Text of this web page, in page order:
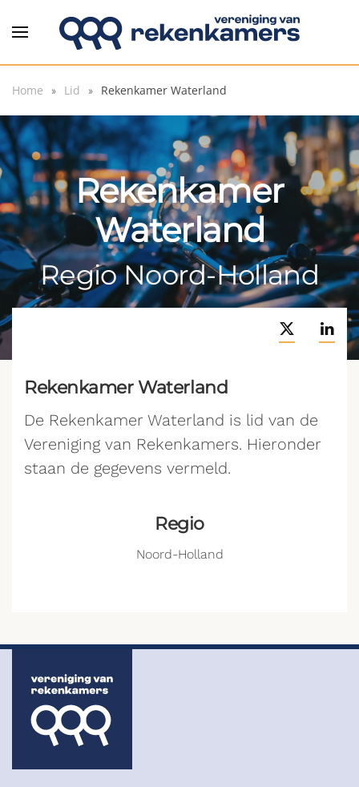
Overslaan en naar de inhoud gaan
Home Lid Rekenkamer Waterland
Rekenkamer
Waterland
Regio Noord-Holland
Rekenkamer Waterland
De Rekenkamer Waterland is lid van de
Vereniging van Rekenkamers. Hieronder
staan de gegevens vermeld.
Regio
Noord-Holland